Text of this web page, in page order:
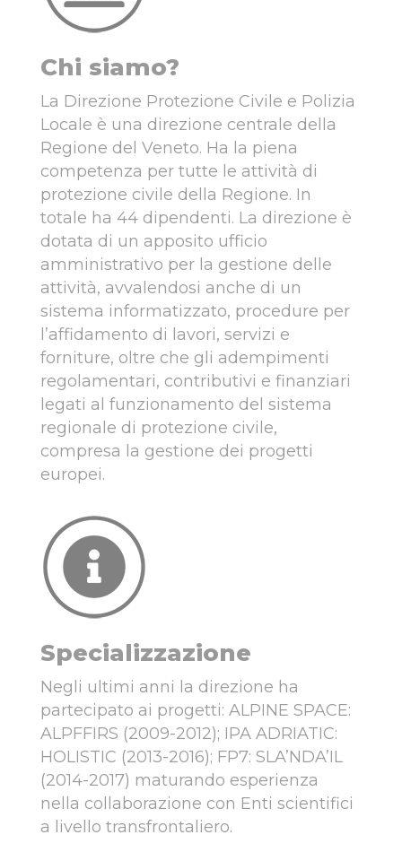
Chi siamo?
La Direzione Protezione Civile e Polizia
Locale è una direzione centrale della
Regione del Veneto. Ha la piena
competenza per tutte le attività di
protezione civile della Regione. In
totale ha 44 dipendenti. La direzione è
dotata di un apposito ufficio
amministrativo per la gestione delle
attività, avvalendosi anche di un
sistema informatizzato, procedure per
l’affidamento di lavori, servizi e
forniture, oltre che gli adempimenti
regolamentari, contributivi e finanziari
legati al funzionamento del sistema
regionale di protezione civile,
compresa la gestione dei progetti
europei.
Specializzazione
Negli ultimi anni la direzione ha
partecipato ai progetti: ALPINE SPACE:
ALPFFIRS (2009-2012); IPA ADRIATIC:
HOLISTIC (2013-2016); FP7: SLA’NDA’IL
(2014-2017) maturando esperienza
nella collaborazione con Enti scientifici
a livello transfrontaliero.